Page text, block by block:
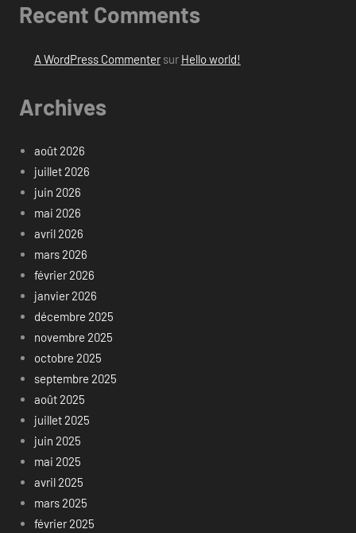
Recent Comments
A WordPress Commentersur Hello world!
Archives
août 2026
juillet 2026
juin 2026
mai 2026
avril 2026
mars 2026
février 2026
janvier 2026
décembre 2025
novembre 2025
octobre 2025
septembre 2025
août 2025
juillet 2025
juin 2025
mai 2025
avril 2025
mars 2025
février 2025